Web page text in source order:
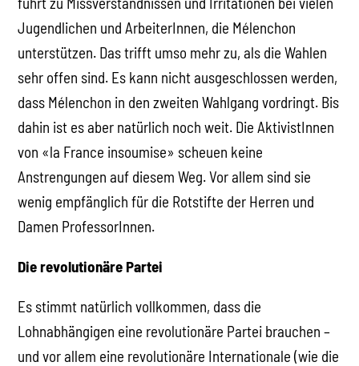
Jugendlichen und ArbeiterInnen, die Mélenchon
unterstützen. Das trifft umso mehr zu, als die Wahlen
sehr offen sind. Es kann nicht ausgeschlossen werden,
dass Mélenchon in den zweiten Wahlgang vordringt. Bis
dahin ist es aber natürlich noch weit. Die AktivistInnen
von «la France insoumise» scheuen keine
Anstrengungen auf diesem Weg. Vor allem sind sie
wenig empfänglich für die Rotstifte der Herren und
Damen ProfessorInnen.
Die revolutionäre Partei
Es stimmt natürlich vollkommen, dass die
Lohnabhängigen eine revolutionäre Partei brauchen –
und vor allem eine revolutionäre Internationale (wie die